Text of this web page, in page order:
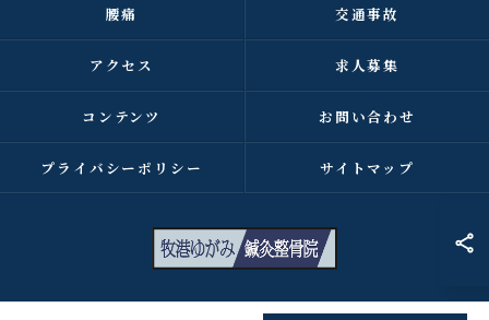
腰痛 交通事故
アクセス 求人募集
コンテンツ お問い合わせ
プライバシーポリシー サイトマップ